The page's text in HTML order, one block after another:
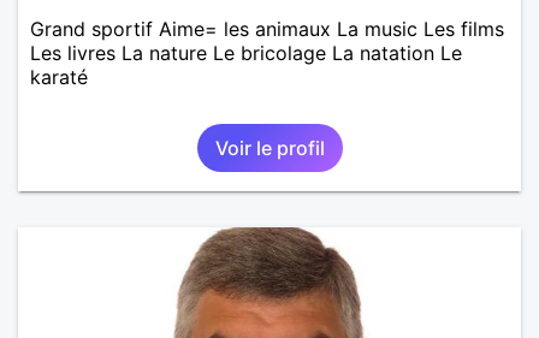
Grand sportif Aime= les animaux La music Les films
Les livres La nature Le bricolage La natation Le
karaté
Voir le profil